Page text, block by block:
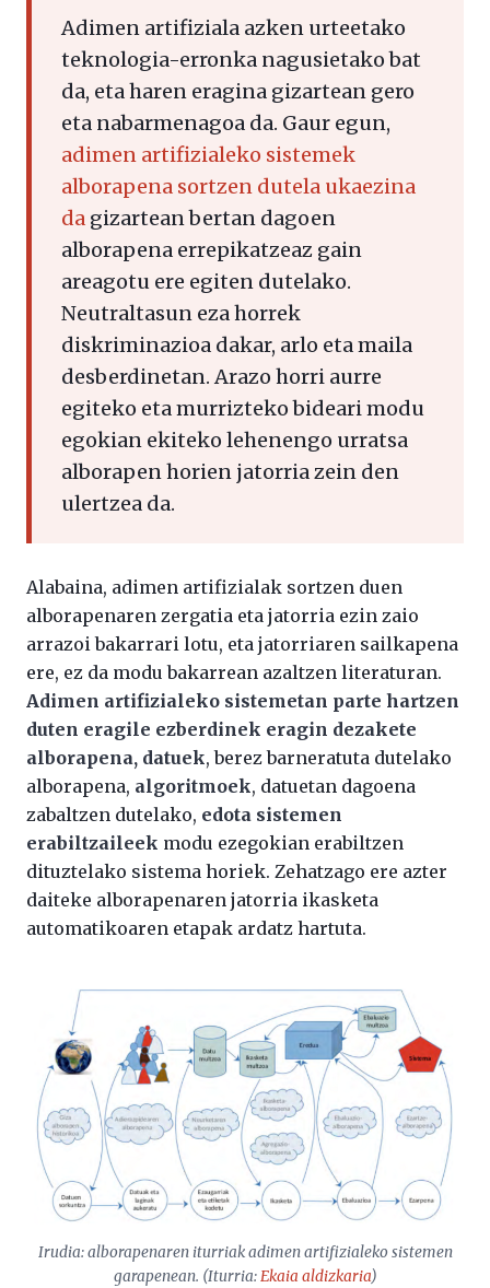
Adimen artifiziala azken urteetako
teknologia-erronka nagusietako bat
da, eta haren eragina gizartean gero
eta nabarmenagoa da. Gaur egun,
adimen artifizialeko sistemek
alborapena sortzen dutela ukaezina
da gizartean bertan dagoen
alborapena errepikatzeaz gain
areagotu ere egiten dutelako.
Neutraltasun eza horrek
diskriminazioa dakar, arlo eta maila
desberdinetan. Arazo horri aurre
egiteko eta murrizteko bideari modu
egokian ekiteko lehenengo urratsa
alborapen horien jatorria zein den
ulertzea da.
Alabaina, adimen artifizialak sortzen duen
alborapenaren zergatia eta jatorria ezin zaio
arrazoi bakarrari lotu, eta jatorriaren sailkapena
ere, ez da modu bakarrean azaltzen literaturan.
Adimen artifizialeko sistemetan parte hartzen
duten eragile ezberdinek eragin dezakete
alborapena, datuek, berez barneratuta dutelako
alborapena, algoritmoek, datuetan dagoena
zabaltzen dutelako, edota sistemen
erabiltzaileek modu ezegokian erabiltzen
dituztelako sistema horiek. Zehatzago ere azter
daiteke alborapenaren jatorria ikasketa
automatikoaren etapak ardatz hartuta.
Irudia: alborapenaren iturriak adimen artifizialeko sistemen
garapenean. (Iturria:Ekaia aldizkaria)